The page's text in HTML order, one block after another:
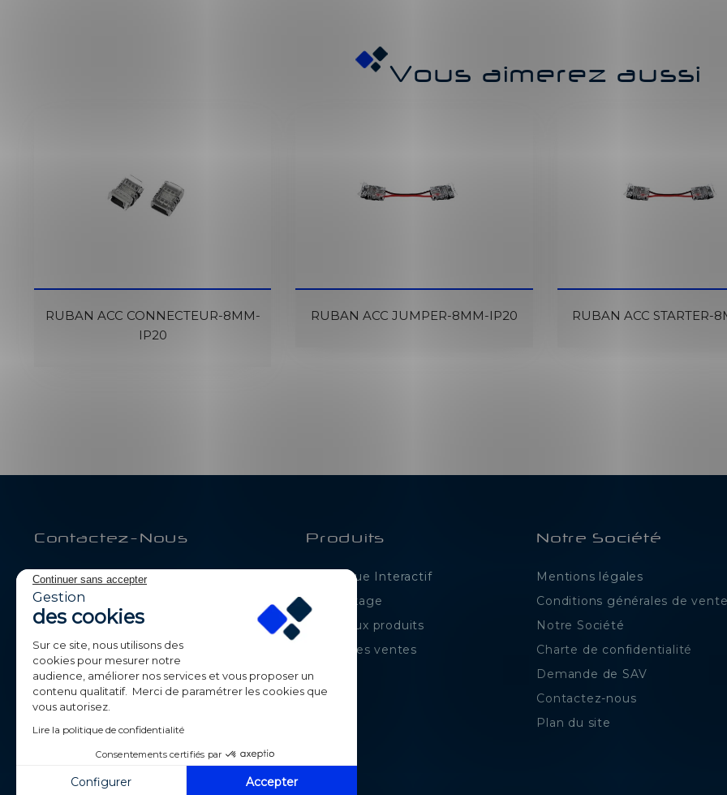
Vous aimerez aussi
RUBAN ACC CONNECTEUR-8MM-
IP20
RUBAN ACC JUMPER-8MM-IP20 RUBAN ACC STARTER-
Contactez-Nous
BE-LED
Parc de Calvi
105 route de Chavanne
74330 POISY
France
+33 (0)4 50 09 42 87
contact@beledpro.com
Produits
Catalogue Interactif
Déstockage
Nouveaux produits
Meilleures ventes
Notre Société
Mentions légales
Conditions générales de
Notre Société
Charte de confidentialité
Demande de SAV
Contactez-nous
Plan du site
Continuer sans accepter
Gestion
des cookies
Sur ce site, nous utilisons des
cookies pour mesurer notre
audience, améliorer nos services et vous proposer un
contenu qualitatif. Merci de paramétrer les cookies que
vous autorisez.
Lire la politique de confidentialité
Consentements certifiés par
Configurer Accepter